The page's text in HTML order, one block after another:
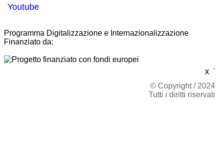
x
Youtube
Programma Digitalizzazione e Internazionalizzazione
Finanziato da:
-
© Copyright / 2024
Tutti i diritti riservati